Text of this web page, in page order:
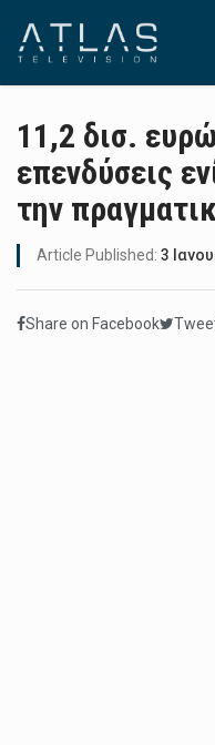
11,2 δισ.
επενδύσεις
την
Article Published: 3
Share on Facebook